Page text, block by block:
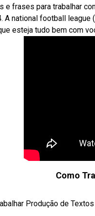
e frases para trabalhar
A national football league
esteja tudo bem com
Como
Produção de